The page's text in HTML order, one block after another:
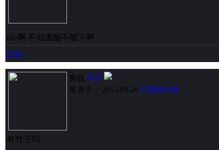
nb 啊 不知道能不能下啊
回复
离线 手手
发表于： 2015-03-20 只看该作者
有竹子吗